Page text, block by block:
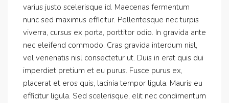
varius justo scelerisque id. Maecenas fermentum
nunc sed maximus efficitur. Pellentesque nec turpis
viverra, cursus ex porta, porttitor odio. In gravida ante
nec eleifend commodo. Cras gravida interdum nisl,
vel venenatis nisl consectetur ut. Duis in erat quis dui
imperdiet pretium et eu purus. Fusce purus ex,
placerat et eros quis, lacinia tempor ligula. Mauris eu
efficitur ligula. Sed scelerisque, elit nec condimentum